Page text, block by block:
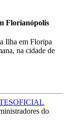
Florianópolis
Ilha em Floripa
na cidade de
do